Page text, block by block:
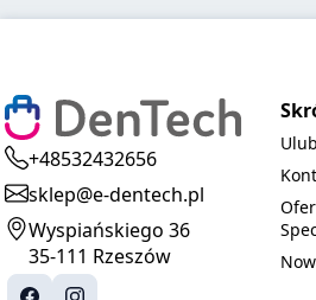
+48532432656
sklep@e-dentech.pl
Wyspiańskiego 36
35-111 Rzeszów